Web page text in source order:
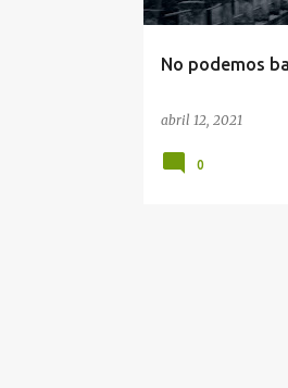
d
No podemos
abril 12, 2021
0